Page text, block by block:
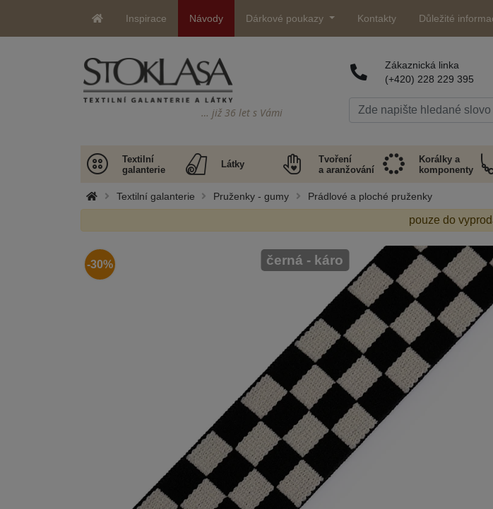
Inspirace Návody Dárkové poukazy Kontakty Důležité
… již 36 let s Vámi
Zákaznická linka
(+420) 228 229 395
Textilní
galanterie
Látky
Tvoření
a aranžování
Korálky a
komponenty
Textilní galanterie Pruženky - gumy Prádlové a ploché pruženky
pouze do
-30% černá - káro